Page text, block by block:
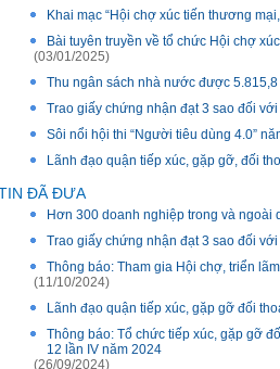
Khai mạc “Hội chợ xúc tiến thương
Bài tuyên truyền về tổ chức Hội chợ
(03/01/2025)
Thu ngân sách nhà nước được
Trao giấy chứng nhận đạt 3 sao đối
Sôi nổi hội thi “Người tiêu dùng 4.0”
Lãnh đạo quận tiếp xúc, gặp gỡ, đối
ĐÃ ĐƯA
Hơn 300 doanh nghiệp trong và
Trao giấy chứng nhận đạt 3 sao đối
Thông báo: Tham gia Hội chợ, triển
(11/10/2024)
Lãnh đạo quận tiếp xúc, gặp gỡ đối
Thông báo: Tổ chức tiếp xúc, gặp gỡ
12 lần IV năm 2024
(26/09/2024)